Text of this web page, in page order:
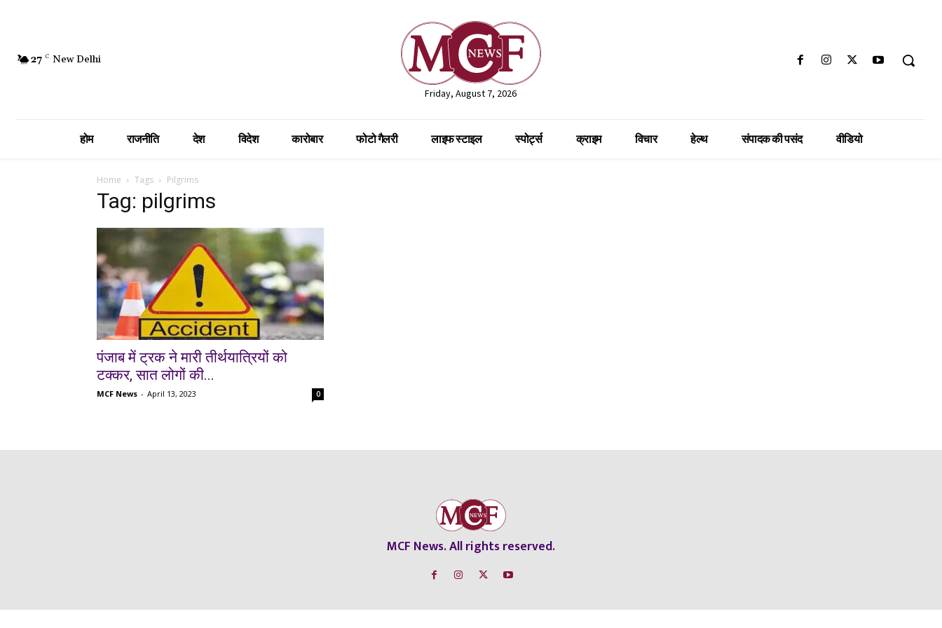
27 C New Delhi
Friday, August 7, 2026
होम राजनीति देश विदेश कारोबार फोटो गैलरी लाइफ स्टाइल स्पोर्ट्स क्राइम विचार हेल्थ संपादक की पसंद वीडियो
Home Tags Pilgrims
Tag: pilgrims
पंजाब में ट्रक ने मारी तीर्थयात्रियों को
टक्कर, सात लोगों की...
MCF News - April 13, 2023 0
MCF News. All rights reserved.